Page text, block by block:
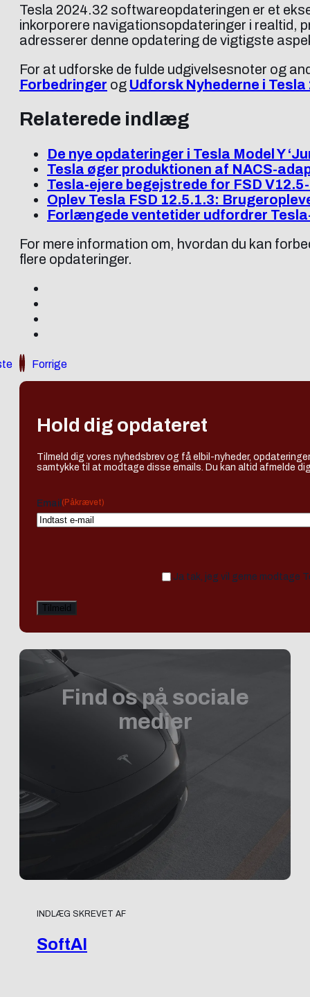
Tesla 2024.32 softwareopdateringen er et
inkorporere navigationsopdateringer i realtid,
adresserer denne opdatering de vigtigste
For at udforske de fulde udgivelsesnoter og
Forbedringer og Udforsk Nyhederne i
Relaterede indlæg
De nye opdateringer i Tesla Model Y
Tesla øger produktionen af NACS-
Tesla-ejere begejstrede for FSD
Oplev Tesla FSD 12.5.1.3:
Forlængede ventetider udfordrer
For mere information om, hvordan du kan
flere opdateringer.
Forrige
Hold dig opdateret
Tilmeld dig vores nyhedsbrev og få elbil-nyheder,
samtykke til at modtage disse emails. Du kan altid afmelde
Email (Påkrævet)
Ja tak, jeg vil gerne modtage
Find os på sociale
medier
INDLÆG SKREVET AF
SoftAI